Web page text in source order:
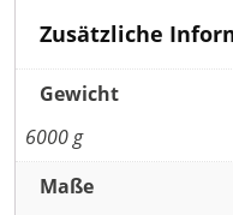
Zusätzliche
Gewicht
6000 g
Maße